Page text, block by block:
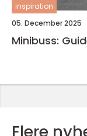
inspiration
05. December 2025
Minibuss:
Flere